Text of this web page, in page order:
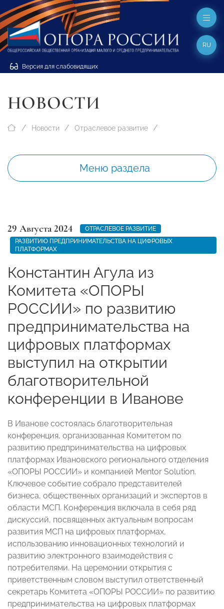
Версия для слабовидящих
RU
НОВОСТИ
Новости Отраслевое развитие
Меню раздела
29 Августа 2024
ОТРАСЛЕВОЕ РАЗВИТИЕ
РАЗВИТИЮ ПРЕДПРИНИМАТЕЛЬСТВА НА ЦИФРОВЫХ
ПЛАТФОРМАХ
Константин Агула из
Комитета «ОПОРЫ
РОССИИ» по развитию
предпринимательства на
цифровых платформах
выступил на открытии
благотворительной
конференции в Иванове
В Иванове состоялась благотворительная
конференция, организованная Комитетом по
развитию предпринимательства на цифровых
платформах Ивановского регионального отделения
«ОПОРЫ РОССИИ» и компанией Mentor Solution.
Ключевое событие собрало представителей
бизнеса, общественных организаций и экспертов в
области МСП. Конференция включала в себя ряд
дискуссий, посвященных актуальным вопросам
развития МСП на цифровых платформах,
использованию инновационных технологий и
развитию электронного взаимодействия с
потребителями. На церемонии открытия с
приветственным словом выступил ответственный
секретарь Комитета «ОПОРЫ РОССИИ» по развитию
предпринимательства на цифровых платформах